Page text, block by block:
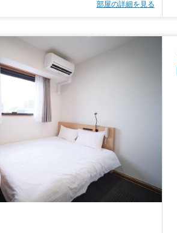
部屋の詳細を見る